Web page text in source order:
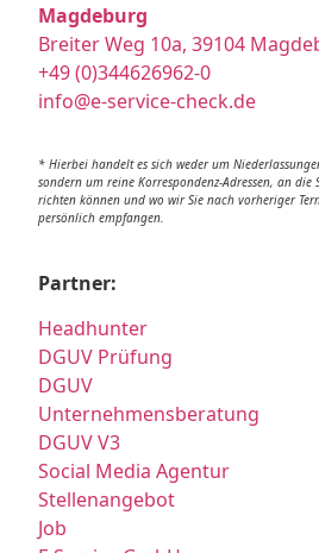
Magdeburg
Breiter Weg 10a, 39104
+49 (0)344626962-0
info@e-service-check.de
* Hierbei handelt es sich weder um
sondern um reine Korrespondenz-Adressen, an die
richten können und wo wir Sie nach vorheriger
persönlich empfangen.
Partner:
Headhunter
DGUV Prüfung
DGUV
Unternehmensberatung
DGUV V3
Social Media Agentur
Stellenangebot
Job